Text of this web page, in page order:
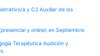
a y C2 Auxiliar de los
y online) en Septiembre.
Terapéutica Audición y